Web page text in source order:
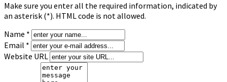
Make sure you enter all the required information, indicated by
an asterisk (*). HTML code is not allowed.
Name *
Email *
Website URL